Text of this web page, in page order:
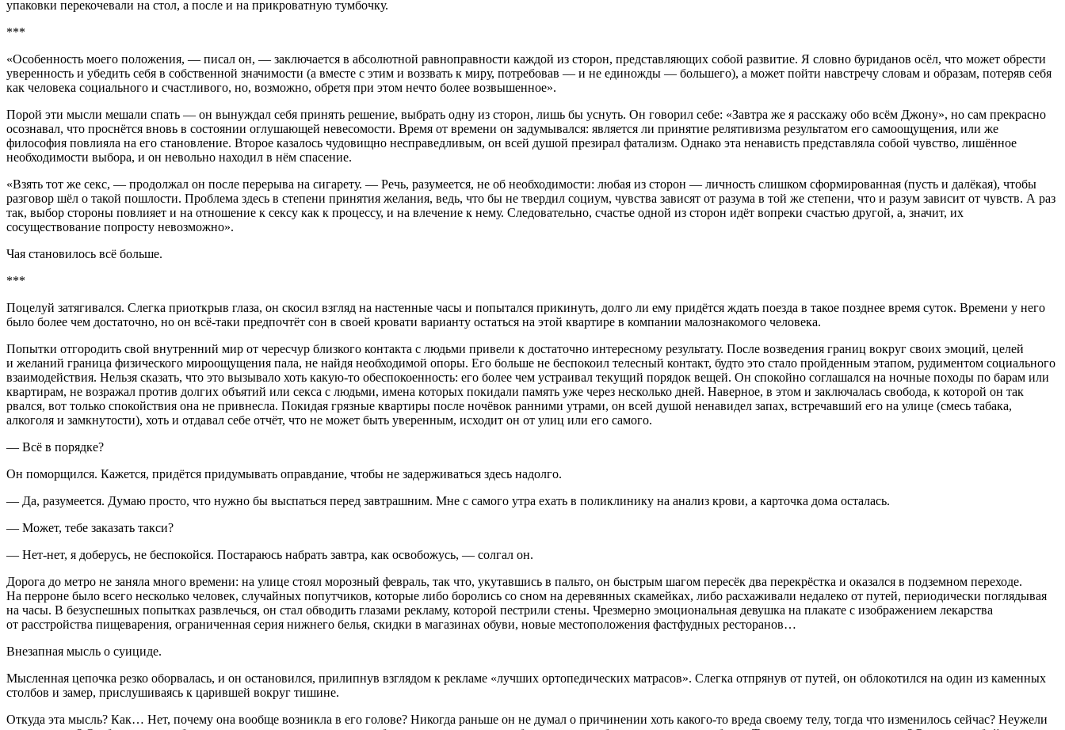
упаковки перекочевали на стол, а после и на прикроватную тумбочку.
***
«Особенность моего положения, — писал он, — заключается в абсолютной равноправности каждой из сторон, представляющих собой развитие. Я словно буриданов осёл, что может обрести
уверенность и убедить себя в собственной значимости (а вместе с этим и воззвать к миру, потребовав — и не единожды — большего), а может пойти навстречу словам и образам, потеряв себя
как человека социального и счастливого, но, возможно, обретя при этом нечто более возвышенное».
Порой эти мысли мешали спать — он вынуждал себя принять решение, выбрать одну из сторон, лишь бы уснуть. Он говорил себе: «Завтра же я расскажу обо всём Джону», но сам прекрасно
осознавал, что проснётся вновь в состоянии оглушающей невесомости. Время от времени он задумывался: является ли принятие релятивизма результатом его самоощущения, или же
философия повлияла на его становление. Второе казалось чудовищно несправедливым, он всей душой презирал фатализм. Однако эта ненависть представляла собой чувство, лишённое
необходимости выбора, и он невольно находил в нём спасение.
«Взять тот же секс, — продолжал он после перерыва на сигарету. — Речь, разумеется, не об необходимости: любая из сторон — личность слишком сформированная (пусть и далёкая), чтобы
разговор шёл о такой пошлости. Проблема здесь в степени принятия желания, ведь, что бы не твердил социум, чувства зависят от разума в той же степени, что и разум зависит от чувств. А раз
так, выбор стороны повлияет и на отношение к сексу как к процессу, и на влечение к нему. Следовательно, счастье одной из сторон идёт вопреки счастью другой, а, значит, их
сосуществование попросту невозможно».
Чая становилось всё больше.
***
Поцелуй затягивался. Слегка приоткрыв глаза, он скосил взгляд на настенные часы и попытался прикинуть, долго ли ему придётся ждать поезда в такое позднее время суток. Времени у него
было более чем достаточно, но он всё-таки предпочтёт сон в своей кровати варианту остаться на этой квартире в компании малознакомого человека.
Попытки отгородить свой внутренний мир от чересчур близкого контакта с людьми привели к достаточно интересному результату. После возведения границ вокруг своих эмоций, целей
и желаний граница физического мироощущения пала, не найдя необходимой опоры. Его больше не беспокоил телесный контакт, будто это стало пройденным этапом, рудиментом социального
взаимодействия. Нельзя сказать, что это вызывало хоть какую-то обеспокоенность: его более чем устраивал текущий порядок вещей. Он спокойно соглашался на ночные походы по барам или
квартирам, не возражал против долгих объятий или секса с людьми, имена которых покидали память уже через несколько дней. Наверное, в этом и заключалась свобода, к которой он так
рвался, вот только спокойствия она не привнесла. Покидая грязные квартиры после ночёвок ранними утрами, он всей душой ненавидел запах, встречавший его на улице (смесь табака,
алкоголя и замкнутости), хоть и отдавал себе отчёт, что не может быть уверенным, исходит он от улиц или его самого.
— Всё в порядке?
Он поморщился. Кажется, придётся придумывать оправдание, чтобы не задерживаться здесь надолго.
— Да, разумеется. Думаю просто, что нужно бы выспаться перед завтрашним. Мне с самого утра ехать в поликлинику на анализ крови, а карточка дома осталась.
— Может, тебе заказать такси?
— Нет-нет, я доберусь, не беспокойся. Постараюсь набрать завтра, как освобожусь, — солгал он.
Дорога до метро не заняла много времени: на улице стоял морозный февраль, так что, укутавшись в пальто, он быстрым шагом пересёк два перекрёстка и оказался в подземном переходе.
На перроне было всего несколько человек, случайных попутчиков, которые либо боролись со сном на деревянных скамейках, либо расхаживали недалеко от путей, периодически поглядывая
на часы. В безуспешных попытках развлечься, он стал обводить глазами рекламу, которой пестрили стены. Чрезмерно эмоциональная девушка на плакате с изображением лекарства
от расстройства пищеварения, ограниченная серия нижнего белья, скидки в магазинах обуви, новые местоположения фастфудных ресторанов…
Внезапная мысль о суициде.
Мысленная цепочка резко оборвалась, и он остановился, прилипнув взглядом к рекламе «лучших ортопедических матрасов». Слегка отпрянув от путей, он облокотился на один из каменных
столбов и замер, прислушиваясь к царившей вокруг тишине.
Откуда эта мысль? Как… Нет, почему она вообще возникла в его голове? Никогда раньше он не думал о причинении хоть какого-то вреда своему телу, тогда что изменилось сейчас? Неужели